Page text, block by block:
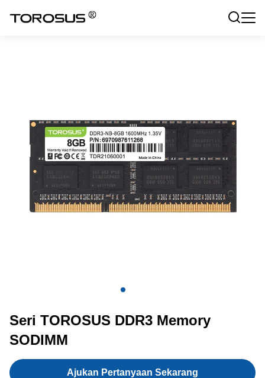
Seri TOROSUS DDR3 Memory
SODIMM
Ajukan Pertanyaan Sekarang